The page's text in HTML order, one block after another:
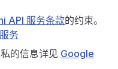
API 服务条款的约束。
务
的信息详见 Google